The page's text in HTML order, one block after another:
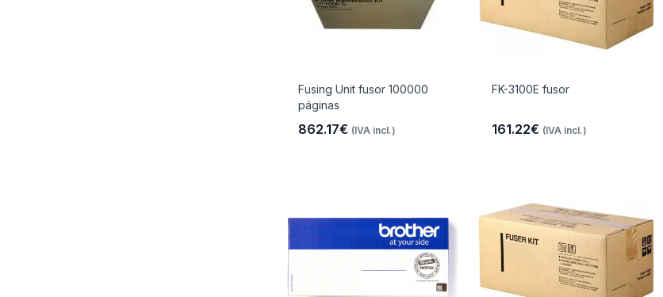
Fusing Unit fusor 100000
páginas
862.17€ (IVA incl.)
FK-3100E fusor
161.22€ (IVA incl.)